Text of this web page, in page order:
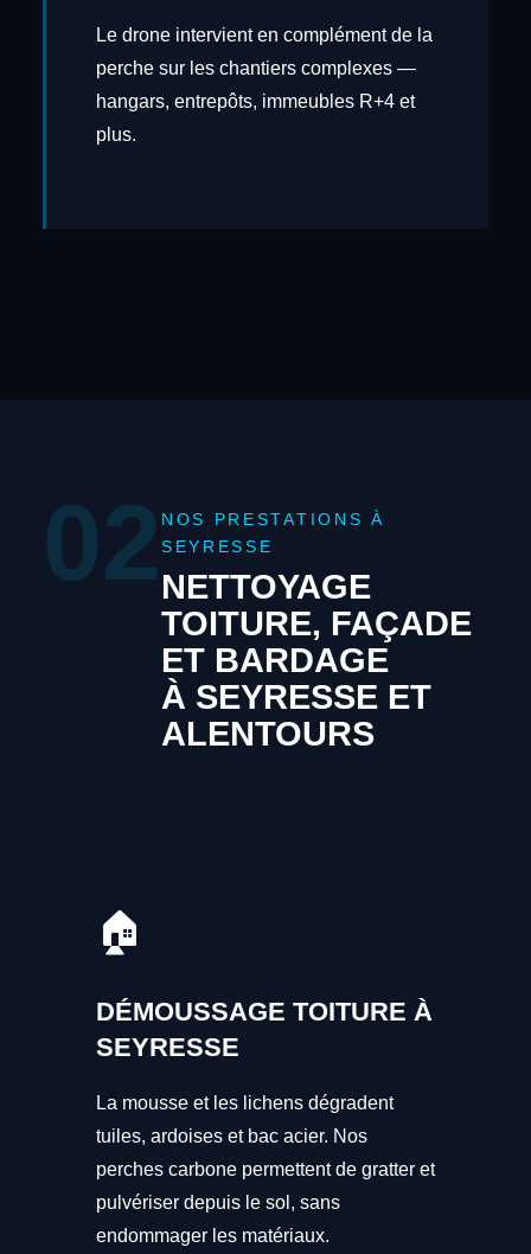
Le drone intervient en complément de la
perche sur les chantiers complexes —
hangars, entrepôts, immeubles R+4 et
plus.
02 NOS PRESTATIONS À
SEYRESSE
NETTOYAGE
TOITURE, FAÇADE
ET BARDAGE
À SEYRESSE ET
ALENTOURS
🏠
DÉMOUSSAGE TOITURE À
SEYRESSE
La mousse et les lichens dégradent
tuiles, ardoises et bac acier. Nos
perches carbone permettent de gratter et
pulvériser depuis le sol, sans
endommager les matériaux.